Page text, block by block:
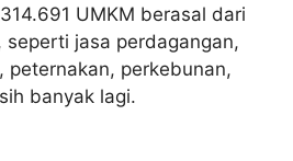
UMKM berasal dari
jasa perdagangan,
peternakan, perkebunan,
banyak lagi.